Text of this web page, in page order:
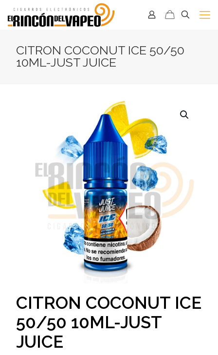
CITRON COCONUT ICE 50/50
10ML-JUST JUICE
CITRON COCONUT ICE
50/50 10ML-JUST
JUICE